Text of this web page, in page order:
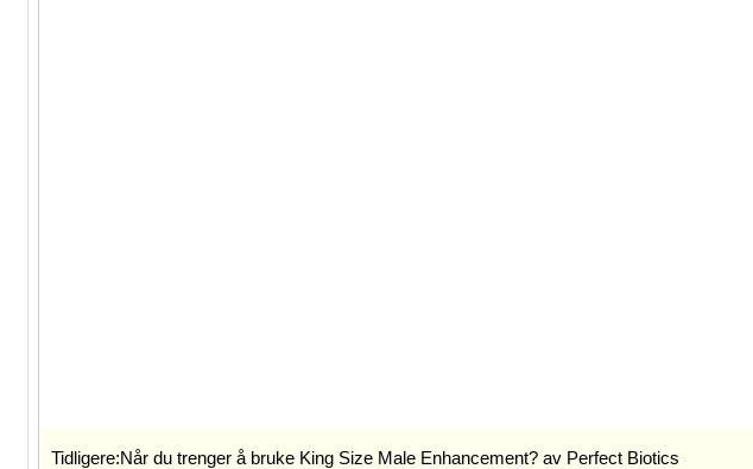
Tidligere:Når du trenger å bruke King Size Male Enhancement? av Perfect Biotics